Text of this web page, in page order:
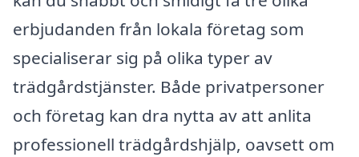
erbjudanden från lokala företag som
specialiserar sig på olika typer av
trädgårdstjänster. Både privatpersoner
och företag kan dra nytta av att anlita
professionell trädgårdshjälp, oavsett om